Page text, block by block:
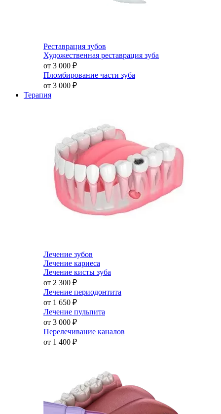
Реставрация зубов
Художественная реставрация зуба
от 3 000 ₽
Пломбирование части зуба
от 3 000 ₽
Терапия
Лечение зубов
Лечение кариеса
Лечение кисты зуба
от 2 300 ₽
Лечение периодонтита
от 1 650 ₽
Лечение пульпита
от 3 000 ₽
Перелечивание каналов
от 1 400 ₽